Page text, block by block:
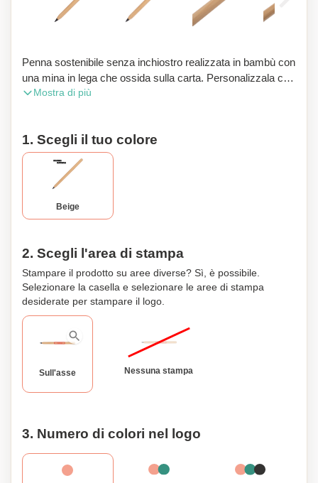
Penna sostenibile senza inchiostro realizzata in bambù con
una mina in lega che ossida sulla carta. Personalizzala con
la tua pubblicità incisa sul fusto.
Mostra di più
1. Scegli il tuo colore
Beige
2. Scegli l'area di stampa
Stampare il prodotto su aree diverse? Sì, è possibile.
Selezionare la casella e selezionare le aree di stampa
desiderate per stampare il logo.
Sull'asse Nessuna stampa
3. Numero di colori nel logo